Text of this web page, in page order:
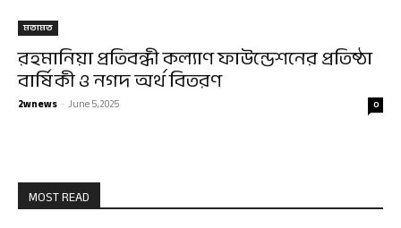
মতামত
রহমানিয়া প্রতিবন্ধী কল্যাণ ফাউন্ডেশনের প্রতিষ্ঠা
বার্ষিকী ও নগদ অর্থ বিতরণ
2wnews -June 5, 2025 0
MOST READ